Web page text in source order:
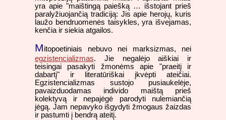
yra apie "maištingą paiešką … išstojant prieš
paralyžiuojančią tradiciją: Jis apie herojų, kuris
laužo bendruomenės taisykles, yra išvejamas,
kenčia ir siekia atgailos.
Mitopoetiniais nebuvo nei marksizmas, nei
egzistencializmas. Jie negalėjo aiškiai ir
teisingai pasakyti žmonėms apie "praeitį ir
dabartį" ir literatūriškai įkvėpti ateičiai.
Egzistencializmas sustojo pusiaukelėje,
pavaizduodamas individo maištą prieš
kolektyvą ir nepajėgė parodyti nulemiančią
jėgą. Jam nepavyko išgydyti žmogaus žaizdas
ir pastumti į bendrą ateitį.